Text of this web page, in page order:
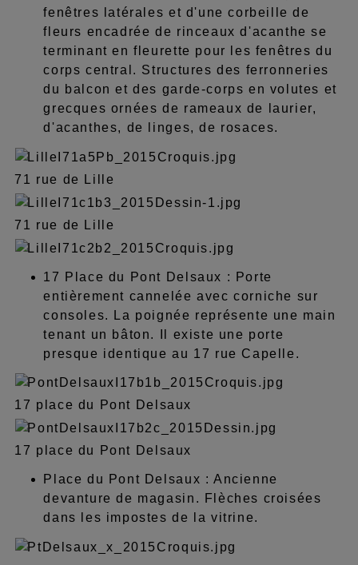
fenêtres latérales et d'une corbeille de
fleurs encadrée de rinceaux d'acanthe se
terminant en fleurette pour les fenêtres du
corps central. Structures des ferronneries
du balcon et des garde-corps en volutes et
grecques ornées de rameaux de laurier,
d'acanthes, de linges, de rosaces.
71 rue de Lille
71 rue de Lille
17 Place du Pont Delsaux : Porte
entièrement cannelée avec corniche sur
consoles. La poignée représente une main
tenant un bâton. Il existe une porte
presque identique au 17 rue Capelle.
17 place du Pont Delsaux
17 place du Pont Delsaux
Place du Pont Delsaux : Ancienne
devanture de magasin. Flèches croisées
dans les impostes de la vitrine.